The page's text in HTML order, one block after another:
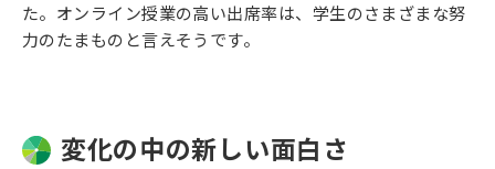
た。オンライン授業の高い出席率は、学生のさまざまな努
力のたまものと言えそうです。
変化の中の新しい面白さ